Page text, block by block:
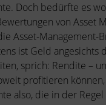
Doch bedürfte es
von Asset
Asset-Management-
ist Geld angesichts
sprich: Rendite –
profitieren
also, die in der Regel